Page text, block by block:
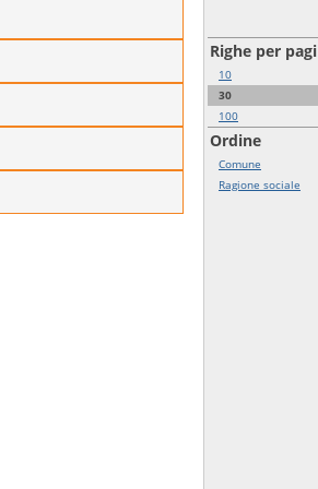
Righe per
10
30
100
Ordine
Comune
Ragione sociale